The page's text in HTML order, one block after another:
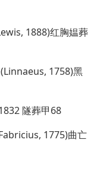
1888)红胸媪葬
1758)黑
隧葬甲68
1775)曲亡